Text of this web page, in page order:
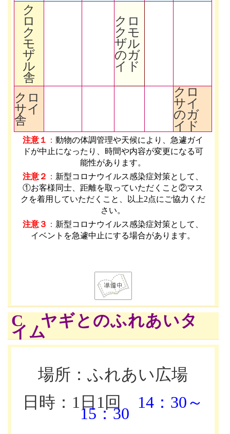
ク
ロ
ク
モ
ザ
ル
舎
クロ
クモ
ザル
のガ
イド
クロ
サイ
舎
クロ
サイ
のガ
イド
注意１ ：動物の体調管理や天候により、急遽ガイ
ドが中止になったり、時間や内容が変更になる可
能性があります。
注意２ ： 新型コロナウイルス感染症対策として、
①お客様同士、距離を取っていただくこと②マス
クを着用していただくこと、以上2点にご協力くだ
さい。
注意３ ： 新型コロナウイルス感染症対策として、
イベントを急遽中止にする場合があります。
C ヤギとのふれあいタ
イム
場所：ふれあい広場
日時：1日1回
14：30～
15：30